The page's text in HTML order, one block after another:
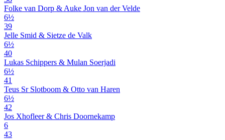
Folke van Dorp & Auke Jon van der Velde
6½
39
Jelle Smid & Sietze de Valk
6½
40
Lukas Schippers & Mulan Soerjadi
6½
41
Teus Sr Slotboom & Otto van Haren
6½
42
Jos Xhofleer & Chris Doornekamp
6
43